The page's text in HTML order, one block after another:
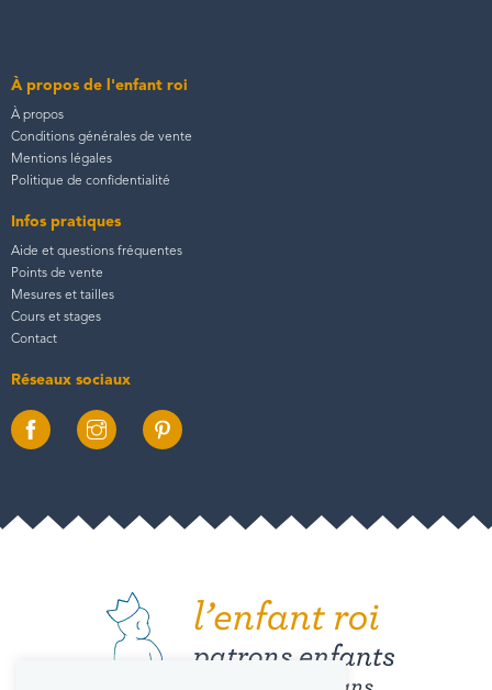
À propos de l'enfant roi
À propos
Conditions générales de vente
Mentions légales
Politique de confidentialité
Infos pratiques
Aide et questions fréquentes
Points de vente
Mesures et tailles
Cours et stages
Contact
Réseaux sociaux